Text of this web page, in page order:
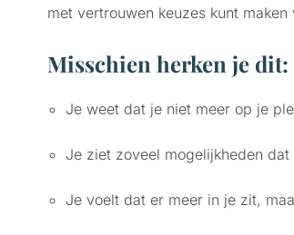
met vertrouwen keuzes kunt
Misschien herken je dit:
Je weet dat je niet meer op je
Je ziet zoveel mogelijkheden
Je voelt dat er meer in je zit,